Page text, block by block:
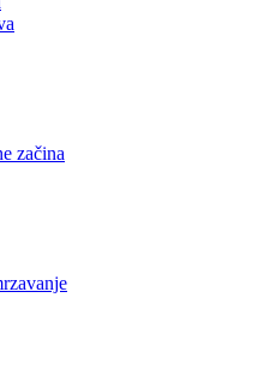
začina